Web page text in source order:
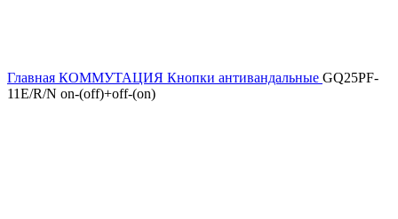
Главная КОММУТАЦИЯ Кнопки антивандальные GQ25PF-
11E/R/N on-(off)+off-(on)